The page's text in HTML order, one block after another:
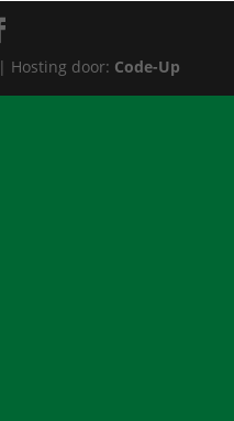
| Hosting door: Code-Up